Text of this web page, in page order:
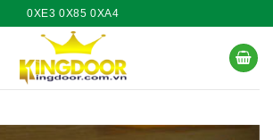
0XE3 0X85 0XA4